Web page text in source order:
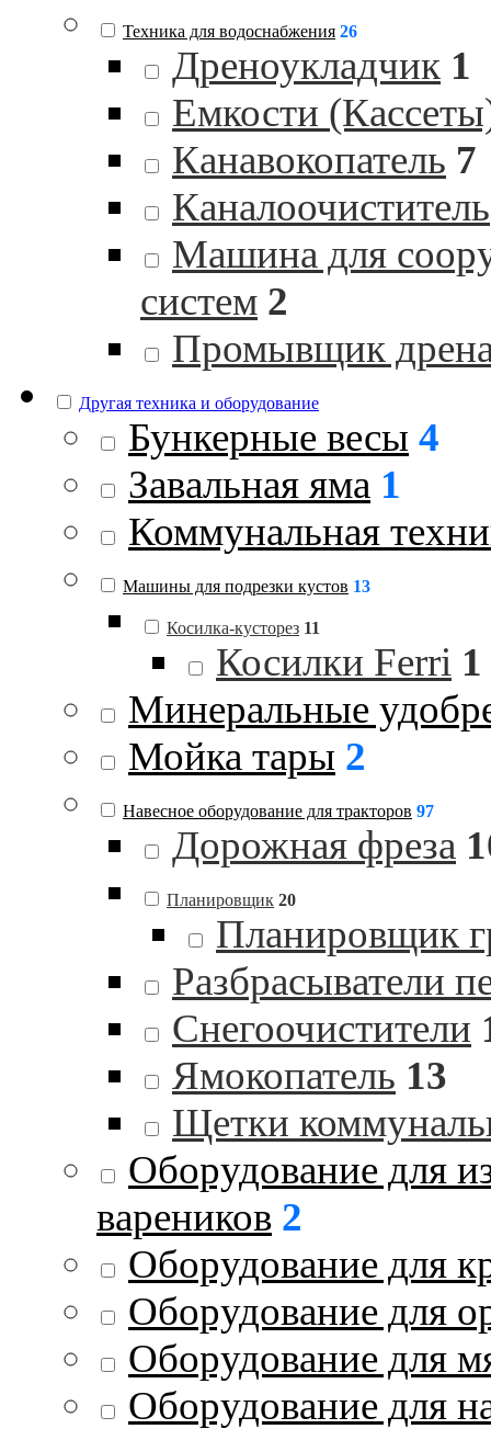
Техника для водоснабжения 26
Дреноукладчик 1
Емкости
Канавокопатель 7
Каналоочиститель
Машина для
систем 2
Промывщик
Другая техника и оборудование
Бункерные весы 4
Завальная яма 1
Коммунальная
Машины для подрезки кустов 13
Косилка-кусторез 11
Косилки Ferri 1
Минеральные
Мойка тары 2
Навесное оборудование для тракторов 97
Дорожная фреза
Планировщик 20
Планировщик
Разбрасыватели
Снегоочистители
Ямокопатель 13
Щетки
Оборудование для
вареников 2
Оборудование для
Оборудование для
Оборудование для
Оборудование для